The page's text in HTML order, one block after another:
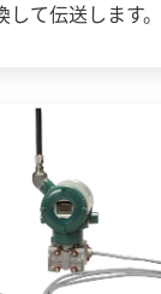
て伝送します。